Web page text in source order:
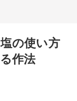
の使い方
作法